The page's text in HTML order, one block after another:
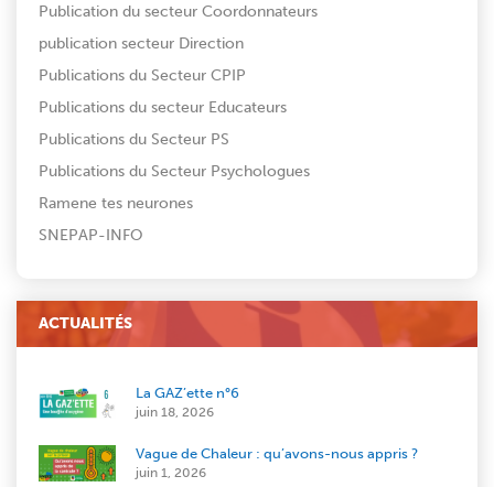
Publication du secteur Coordonnateurs
publication secteur Direction
Publications du Secteur CPIP
Publications du secteur Educateurs
Publications du Secteur PS
Publications du Secteur Psychologues
Ramene tes neurones
SNEPAP-INFO
ACTUALITÉS
La GAZ’ette n°6
juin 18, 2026
Vague de Chaleur : qu’avons-nous appris ?
juin 1, 2026